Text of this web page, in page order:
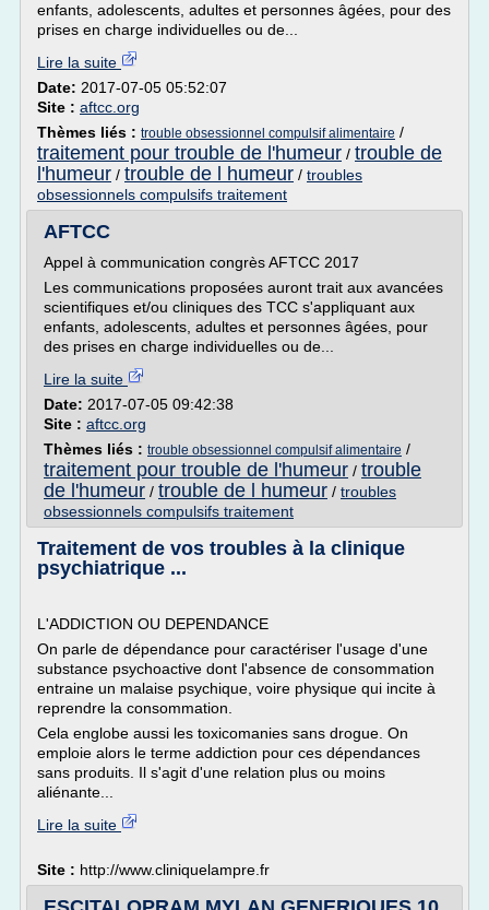
enfants, adolescents, adultes et personnes âgées, pour des
prises en charge individuelles ou de...
Lire la suite
Date: 2017-07-05 05:52:07
Site : aftcc.org
Thèmes liés : trouble obsessionnel compulsif alimentaire /
traitement pour trouble de l'humeur / trouble de
l'humeur / trouble de l humeur / troubles
obsessionnels compulsifs traitement
AFTCC
Appel à communication congrès AFTCC 2017
Les communications proposées auront trait aux avancées
scientifiques et/ou cliniques des TCC s'appliquant aux
enfants, adolescents, adultes et personnes âgées, pour
des prises en charge individuelles ou de...
Lire la suite
Date: 2017-07-05 09:42:38
Site : aftcc.org
Thèmes liés : trouble obsessionnel compulsif alimentaire /
traitement pour trouble de l'humeur / trouble
de l'humeur / trouble de l humeur / troubles
obsessionnels compulsifs traitement
Traitement de vos troubles à la clinique
psychiatrique ...
L'ADDICTION OU DEPENDANCE
On parle de dépendance pour caractériser l'usage d'une
substance psychoactive dont l'absence de consommation
entraine un malaise psychique, voire physique qui incite à
reprendre la consommation.
Cela englobe aussi les toxicomanies sans drogue. On
emploie alors le terme addiction pour ces dépendances
sans produits. Il s'agit d'une relation plus ou moins
aliénante...
Lire la suite
Site : http://www.cliniquelampre.fr